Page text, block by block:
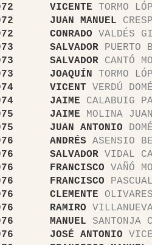
TORMO
MANUEL
VALDÉS
PUERTO
CANTÓ
TORMO
VERDÚ
JAIME CALABUIG
JAIME MOLINA
ANTONIO
ASENSIO
VIDAL
VAÑÓ
SANTONJA
ANTONIO